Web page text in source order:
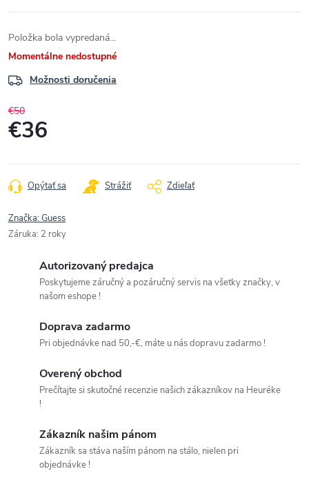
Položka bola vypredaná…
Momentálne nedostupné
Možnosti doručenia
€50
€36
cena:
Opýtať sa Strážiť Zdieľať
Značka:Guess
Záruka: 2 roky
Autorizovaný predajca
Poskytujeme záručný a pozáručný servis na všetky značky, v
našom eshope !
Doprava zadarmo
Pri objednávke nad 50,-€, máte u nás dopravu zadarmo !
Overený obchod
Prečítajte si skutočné recenzie našich zákazníkov na Heuréke
!
Zákazník našim pánom
Zákazník sa stáva naším pánom na stálo, nielen pri
objednávke !